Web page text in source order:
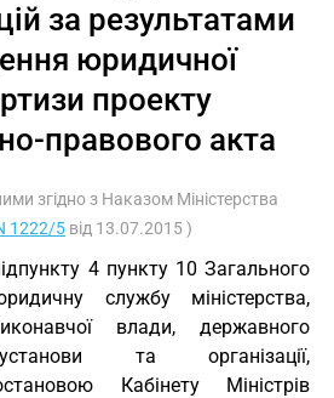
за результатами
юридичної
проекту
правового акта
згідно з Наказом Міністерства
1222/5 від 13.07.2015 )
4 пункту 10 Загального
службу міністерства,
влади, державного
та організації,
Кабінету Міністрів